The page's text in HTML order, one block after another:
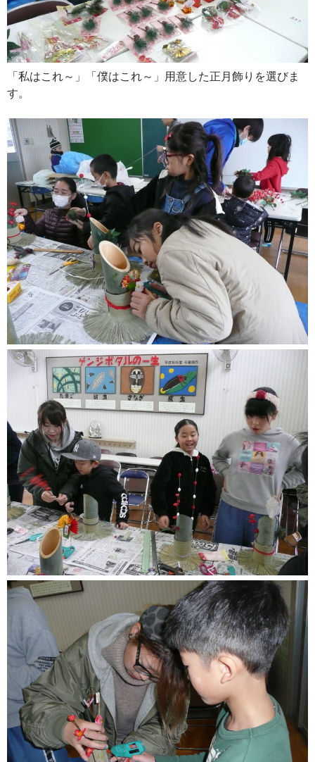
「私はこれ～」「僕はこれ～」用意した正月飾りを選びま
す。